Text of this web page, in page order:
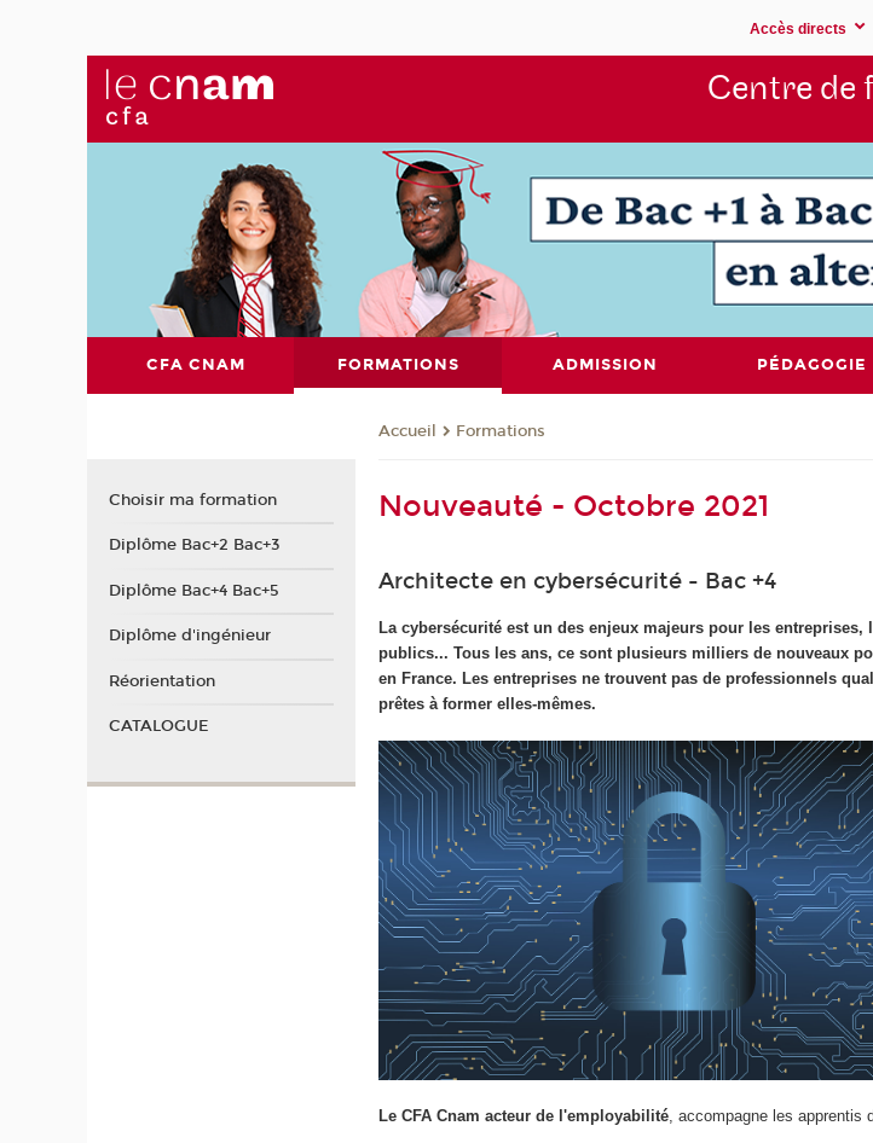
Accès directs
Centre de
CFA CNAM FORMATIONS ADMISSION PÉDAGOGIE
Accueil Formations
Nouveauté - Octobre 2021
Architecte en cybersécurité - Bac +4
La cybersécurité est un des enjeux majeurs pour les
publics... Tous les ans, ce sont plusieurs milliers de nouveaux
en France. Les entreprises ne trouvent pas de professionnels
prêtes à former elles-mêmes.
Le CFA Cnam acteur de l'employabilité, accompagne les apprentis
Choisir ma formation
Diplôme Bac+2 Bac+3
Diplôme Bac+4 Bac+5
Diplôme d'ingénieur
Réorientation
CATALOGUE